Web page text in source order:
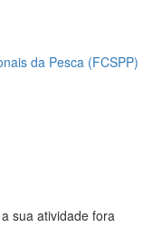
da Pesca (FCSPP)
sua atividade fora